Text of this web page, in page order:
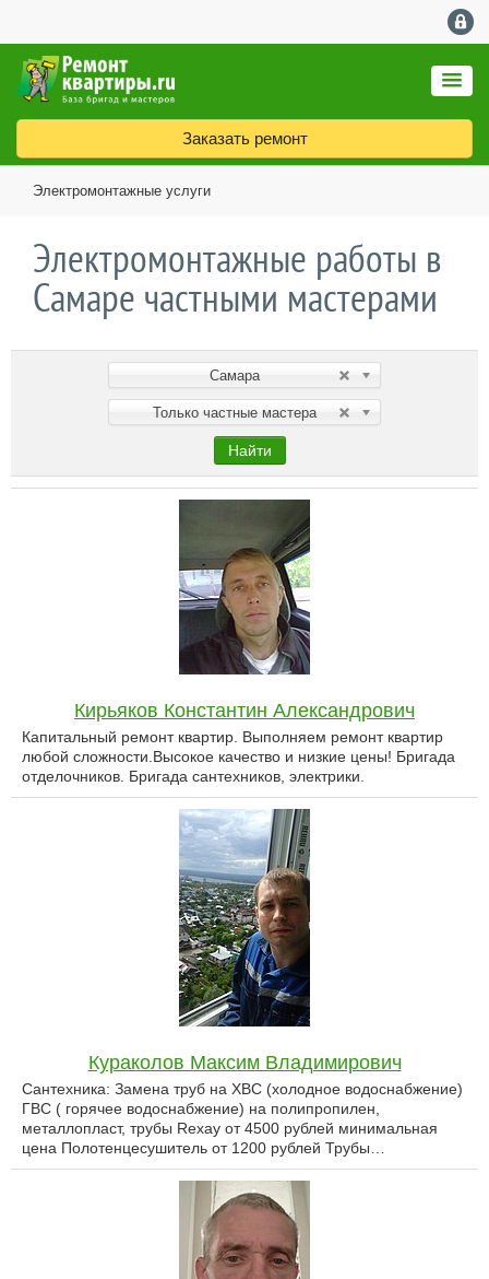
Заказать ремонт
Электромонтажные услуги
Электромонтажные работы в
Самаре частными мастерами
Самара
Только частные мастера
Найти
Кирьяков Константин Александрович
Капитальный ремонт квартир. Выполняем ремонт квартир
любой сложности.Высокое качество и низкие цены! Бригада
отделочников. Бригада сантехников, электрики.
Кураколов Максим Владимирович
Сантехника: Замена труб на ХВС (холодное водоснабжение)
ГВС ( горячее водоснабжение) на полипропилен,
металлопласт, трубы Rexay от 4500 рублей минимальная
цена Полотенцесушитель от 1200 рублей Трубы…